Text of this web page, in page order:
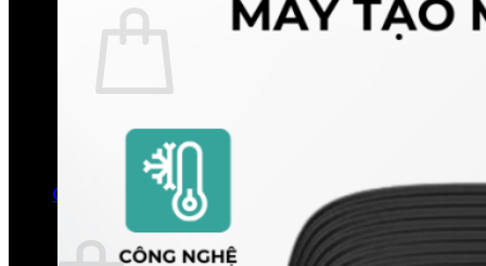
Quay trở lại cửa hàng
0
Giỏ hàng